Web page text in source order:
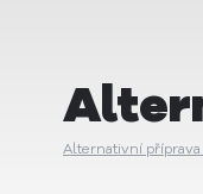
Alternativní